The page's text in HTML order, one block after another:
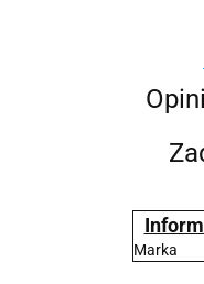
Marka